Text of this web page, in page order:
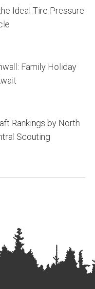
Ideal Tire Pressure
Family Holiday
Rankings by North
Scouting